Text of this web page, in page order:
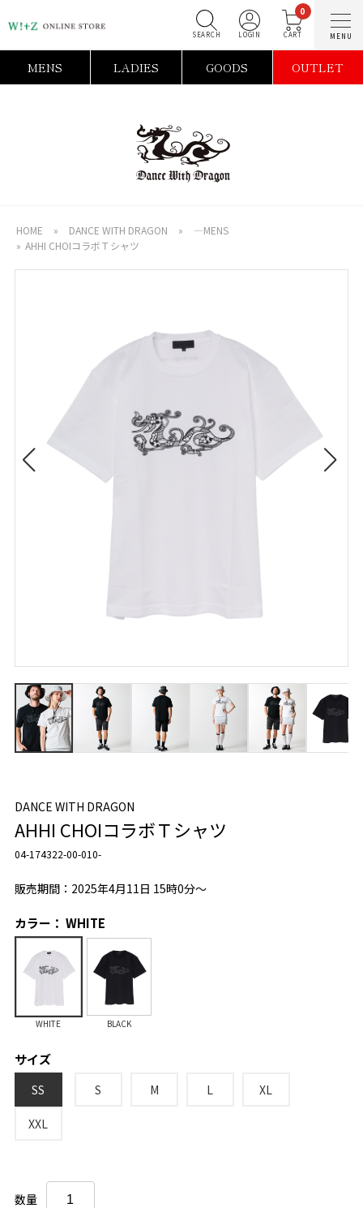
0
MENS LADIES GOODS OUTLET
HOME » DANCE WITH DRAGON »
―MENS
» AHHI CHOIコラボＴシャツ
DANCE WITH DRAGON
AHHI CHOIコラボＴシャツ
04-174322-00-010-
販売期間：2025年4月11日 15時0分～
カラー： WHITE
WHITE BLACK
サイズ
SS S M L XL
XXL
数量